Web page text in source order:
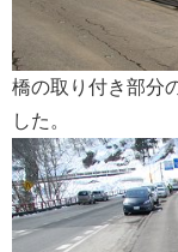
橋の取り付き部分
した。